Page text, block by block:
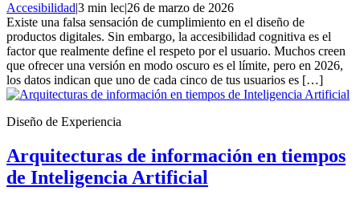
Accesibilidad|3 min lec|26 de marzo de 2026
Existe una falsa sensación de cumplimiento en el diseño de
productos digitales. Sin embargo, la accesibilidad cognitiva es el
factor que realmente define el respeto por el usuario. Muchos creen
que ofrecer una versión en modo oscuro es el límite, pero en 2026,
los datos indican que uno de cada cinco de tus usuarios es […]
Diseño de Experiencia
Arquitecturas de información en tiempos
de Inteligencia Artificial